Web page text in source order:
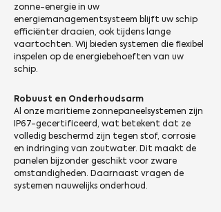
zonne-energie in uw
energiemanagementsysteem blijft uw schip
efficiënter draaien, ook tijdens lange
vaartochten. Wij bieden systemen die flexibel
inspelen op de energiebehoeften van uw
schip.
Robuust en Onderhoudsarm
Al onze maritieme zonnepaneelsystemen zijn
IP67-gecertificeerd, wat betekent dat ze
volledig beschermd zijn tegen stof, corrosie
en indringing van zoutwater. Dit maakt de
panelen bijzonder geschikt voor zware
omstandigheden. Daarnaast vragen de
systemen nauwelijks onderhoud.